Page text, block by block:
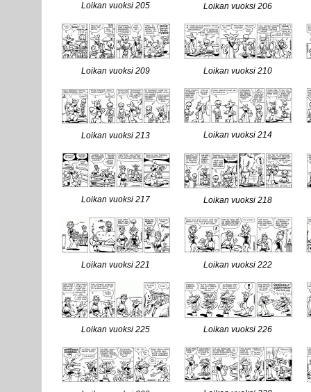
Loikan vuoksi 205 Loikan vuoksi 206
Loikan vuoksi 209 Loikan vuoksi 210
Loikan vuoksi 213 Loikan vuoksi 214
Loikan vuoksi 217 Loikan vuoksi 218
Loikan vuoksi 221 Loikan vuoksi 222
Loikan vuoksi 225 Loikan vuoksi 226